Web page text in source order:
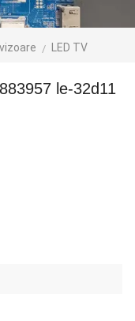
LED TV
le-32d11